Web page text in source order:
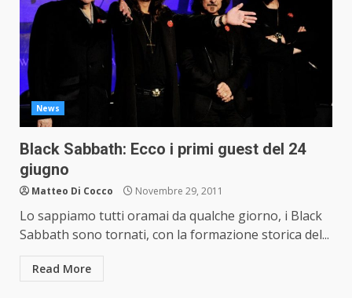
News
Black Sabbath: Ecco i primi guest del 24
giugno
Matteo Di Cocco Novembre 29, 2011
Lo sappiamo tutti oramai da qualche giorno, i Black
Sabbath sono tornati, con la formazione storica del...
Read More